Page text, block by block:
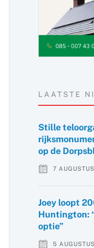
LAATSTE
Stille
op de
7
Joey loopt
Huntington:
optie”
5